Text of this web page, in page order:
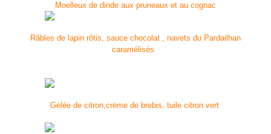
Moelleux de dinde aux pruneaux et au cognac
Râbles de lapin rôtis, sauce chocolat , navets du Pardailhan
caramélisés
Gelée de citron,crème de brebis, tuile citron vert